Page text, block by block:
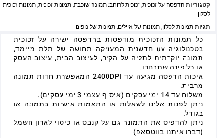
קטגוריות הדפסה על זכוכית,זכוכית לרוחב: תמונה שוכבת,תמונות זכוכית,תמונות זכוכית
לסלון
תגיותתמונות לסלון,תמונות של איילים,תמונות של נופים
כל תמונות הזכוכית מודפסות בהדפסה ישירה על זכוכית
בטכנולוגיה uv חדשנית המעניקה תחושה של תלת מיימד,
תמונה יוקרתית לתליה על הקיר, לעיצוב הבית, עיצוב העסק
או כל פינה שתבחרו.
איכות הדפסה מגיעה עד 2400DPI המאפשרת חדות תמונה
מרבית.
משלוח עד 14 ימי עסקים (איסוף עצמי 3 ימי עסקים).
ניתן לפנות אלינו לשאלות או התאמות אישיות בתמונה או
בגודל.
ניתן להדפיס את התמונה גם על קנבס או כיסוי לארון חשמל
(דברו איתנו בווטסאפ)